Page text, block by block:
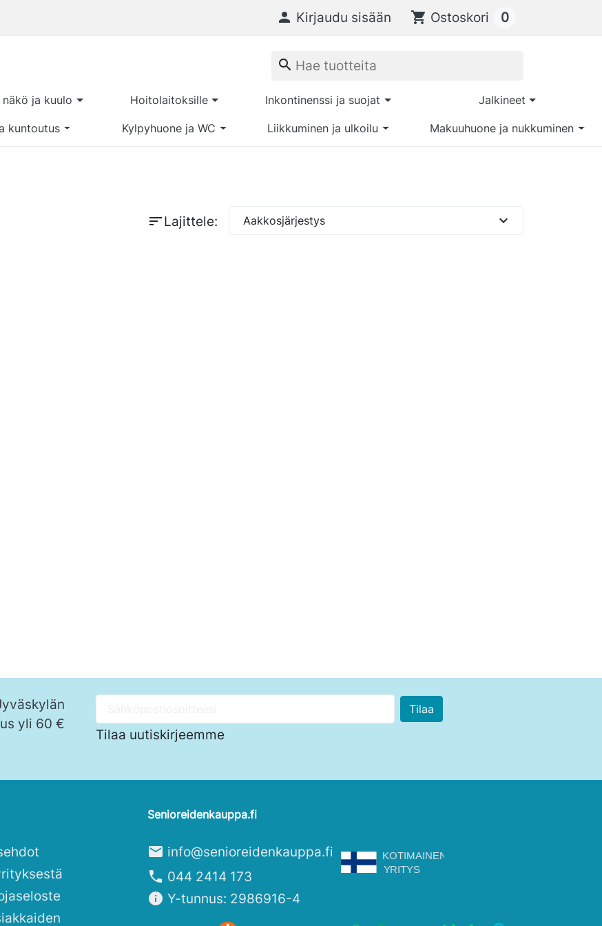
 Kirjaudu sisään shopping_cart Ostoskori 0
ja kuulo Hoitolaitoksille Inkontinenssi ja suojat Jalkineet
kuntoutus Kylpyhuone ja WC Liikkuminen ja ulkoilu Makuuhuone ja nukkuminen
search
sortLajittele: Aakkosjärjestys expand_more
yli 60 €
Tilaa uutiskirjeemme
Senioreidenkauppa.fi
mail info@senioreidenkauppa.fi
phone 044 2414 173
info Y-tunnus: 2986916-4